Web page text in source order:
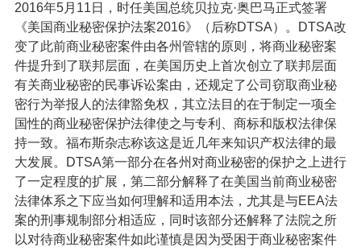
2016年5月11日，时任美国总统贝拉克·奥巴马正式签署
《美国商业秘密保护法案2016》（后称DTSA）。DTSA改
变了此前商业秘密案件由各州管辖的原则，将商业秘密案
件提升到了联邦层面，在美国历史上首次创立了联邦层面
有关商业秘密的民事诉讼案由，还规定了公司窃取商业秘
密行为举报人的法律豁免权，其立法目的在于制定一项全
国性的商业秘密保护法律使之与专利、商标和版权法律保
持一致。福布斯杂志称该这是近几年来知识产权法律的最
大发展。DTSA第一部分在各州对商业秘密的保护之上进行
了一定程度的扩展，第二部分解释了在美国当前商业秘密
法律体系之下应当如何理解和适用本法，尤其是与EEA法
案的刑事规制部分相适应，同时该部分还解释了法院之所
以对待商业秘密案件如此谨慎是因为受困于商业秘密案件